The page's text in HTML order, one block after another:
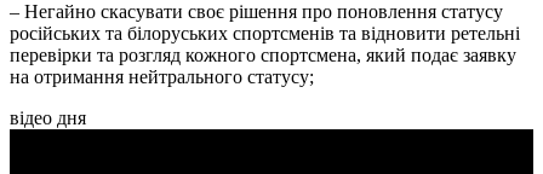
– Негайно скасувати своє рішення про поновлення статусу
російських та білоруських спортсменів та відновити ретельні
перевірки та розгляд кожного спортсмена, який подає заявку
на отримання нейтрального статусу;
відео дня